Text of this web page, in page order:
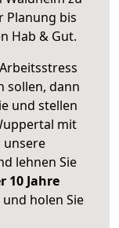
Planung bis
Hab & Gut.
sollen, dann
und stellen
mit
unsere
lehnen Sie
10 Jahre
holen Sie